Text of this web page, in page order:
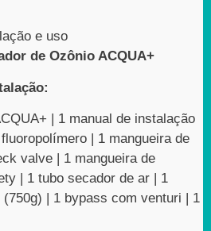
e uso
de Ozônio ACQUA+
| 1 manual de instalação
| 1 mangueira de
valve | 1 mangueira de
| 1 tubo secador de ar | 1
| 1 bypass com venturi | 1